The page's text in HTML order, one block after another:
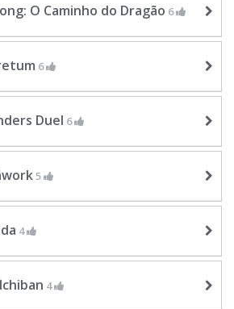
O Caminho do Dragão 6
6
Duel 6
5
4
4